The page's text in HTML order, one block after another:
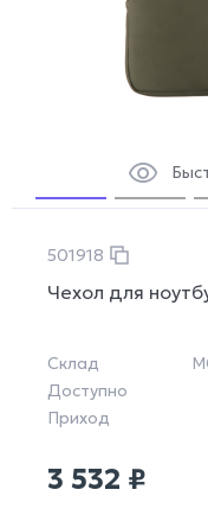
501918
Чехол для
Склад
Доступно
Приход
3 532 ₽